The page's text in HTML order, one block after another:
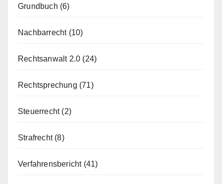
Grundbuch (6)
Nachbarrecht(10)
Rechtsanwalt 2.0 (24)
Rechtsprechung (71)
Steuerrecht(2)
Strafrecht(8)
Verfahrensbericht(41)